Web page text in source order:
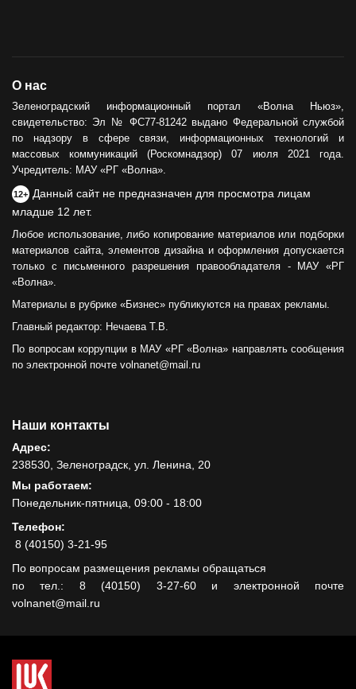
О нас
Зеленоградский информационный портал «Волна Ньюз»,
свидетельство: Эл № ФС77-81242 выдано Федеральной службой
по надзору в сфере связи, информационных технологий и
массовых коммуникаций (Роскомнадзор) 07 июля 2021 года.
Учредитель: МАУ «РГ «Волна».
12+ Данный сайт не предназначен для просмотра лицам
младше 12 лет.
Любое использование, либо копирование материалов или подборки
материалов сайта, элементов дизайна и оформления допускается
только с письменного разрешения правообладателя - МАУ «РГ
«Волна».
Материалы в рубрике «Бизнес» публикуются на правах рекламы.
Главный редактор: Нечаева Т.В.
По вопросам коррупции в МАУ «РГ «Волна» направлять сообщения
по электронной почте volnanet@mail.ru
Наши контакты
Адрес:
238530, Зеленоградск, ул. Ленина, 20
Мы работаем:
Понедельник-пятница, 09:00 - 18:00
Телефон:
8 (40150) 3-21-95
По вопросам размещения рекламы обращаться
по тел.: 8 (40150) 3-27-60 и электронной почте
volnanet@mail.ru